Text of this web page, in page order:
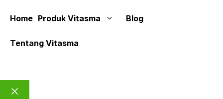
Home Produk Vitasma Blog
Tentang Vitasma